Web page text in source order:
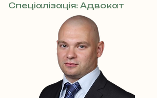
Спеціалізація: Адвокат